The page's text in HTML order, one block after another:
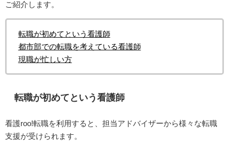
ご紹介します。
転職が初めてという看護師
都市部での転職を考えている看護師
現職が忙しい方
転職が初めてという看護師
看護roo!転職を利用すると、担当アドバイザーから様々な転職
支援が受けられます。